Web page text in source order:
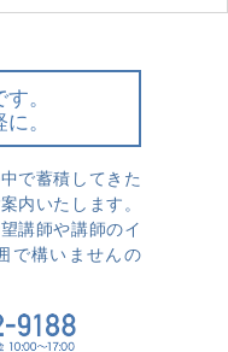
。
。
で蓄積してきた
内いたします。
講師や講師のイ
で構いませんの